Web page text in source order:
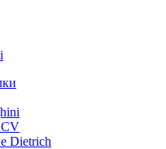
Dietrich